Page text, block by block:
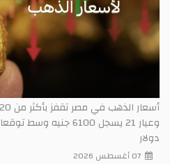
دولار
07 أغسطس 2026